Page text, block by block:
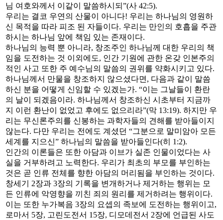
님 여호와께서 이같이 말씀하시되”(사 42:5).
우리는 결코 우연의 산물이 아니다! 우리는 하나님의 영원하
신 목적을 따라 피조 된 자들이다. 우리는 만인의 호흡을 주관
하시는 하나님 앞에 책임 있는 존재이다.
하나님의 능력 뿐 아니라, 창조주인 하나님께 대한 우리의 책
임을 도전하는 것 이외에도, 인간 기원에 관한 온갖 인본주의
적인 사고 또한 주 예수님의 말씀의 권위를 약화시키고 있다.
하나님께서 만물을 창조하지 않으셨다면, 다음과 같이 말씀
하신 분을 어떻게 신임할 수 있겠는가. “이는 그날들이 환란
의 날이 되겠음이라. 하나님께서 창조하신 시초부터 지금까
지 이런 환난이 없었고 후에도 없으리라”(막 13:19). 하지만 우
리는 무신론주의를 신봉하는 과학자들의 견해를 받아들이지
않는다. 다만 우리는 전에도 계셨던 “그분으로 말미암아 모든
세계를 지으신” 하나님의 말씀을 받아들인다(히 1:2).
인간의 이론들은 또한 아담과 이브가 실존 인물이었다는 사
실을 거부하려고 노력한다. 우리가 최초의 부모를 부인하는
것은 곧 인류 전체를 향한 아담의 머리됨을 부인하는 것이다.
창세기 2장과 3장의 기록을 변개하거나 제거하는 행위는 모
든 인류에 악영향을 끼친 죄의 원리를 제거하려는 행위이다.
이는 또한 누가복음 3장의 요셉의 족보에 도전하는 행위이고,
로마서 5장, 고린도전서 15장, 디모데전서 2장에 언급된 사도